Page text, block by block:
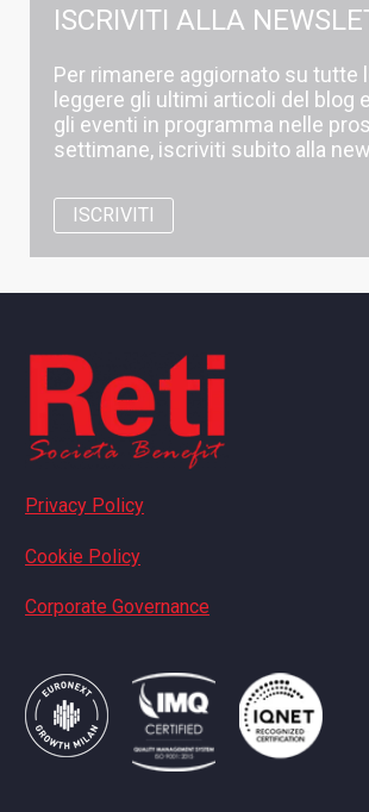
ISCRIVITI ALLA
Per rimanere aggiornato su tutte
leggere gli ultimi articoli del blog
gli eventi in programma nelle
settimane, iscriviti subito alla
ISCRIVITI
Privacy Policy
Cookie Policy
Corporate Governance